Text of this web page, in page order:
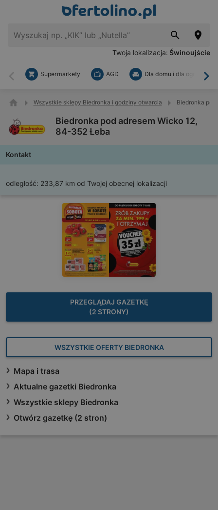
Twoja lokalizacja: Świnoujście
Wstecz
Supermarkety AGD Dla domu i dla ogrodu
Wszystkie sklepy Biedronka i godziny otwarcia Biedronka
Biedronka pod adresem Wicko 12,
84-352 Łeba
Kontakt
odległość: 233,87 km od Twojej obecnej lokalizacji
PRZEGLĄDAJ GAZETKĘ
(2 STRONY)
WSZYSTKIE OFERTY BIEDRONKA
Mapa i trasa
Aktualne gazetki Biedronka
Wszystkie sklepy Biedronka
Otwórz gazetkę (2 stron)